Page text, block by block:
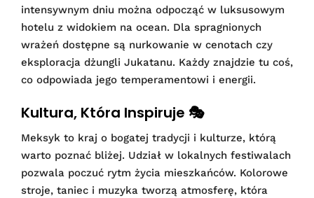
intensywnym dniu można odpocząć w luksusowym
hotelu z widokiem na ocean. Dla spragnionych
wrażeń dostępne są nurkowanie w cenotach czy
eksploracja dżungli Jukatanu. Każdy znajdzie tu coś,
co odpowiada jego temperamentowi i energii.
Kultura, Która Inspiruje 🎭
Meksyk to kraj o bogatej tradycji i kulturze, którą
warto poznać bliżej. Udział w lokalnych festiwalach
pozwala poczuć rytm życia mieszkańców. Kolorowe
stroje, taniec i muzyka tworzą atmosferę, która